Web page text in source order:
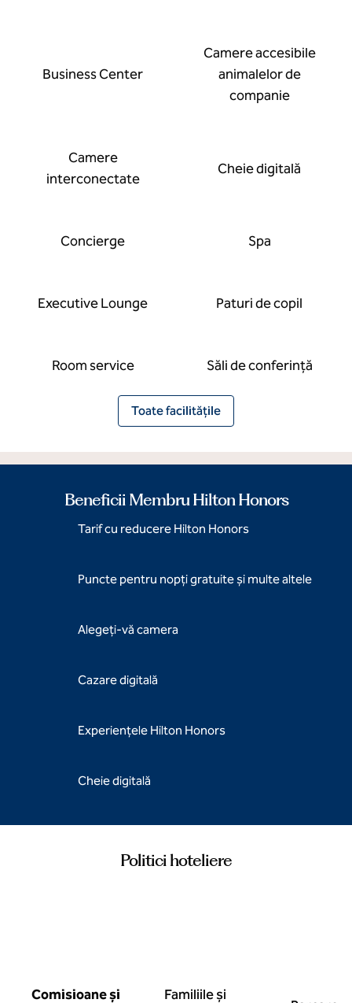
Business Center
Camere accesibile
animalelor de
companie
Camere
interconectate
Cheie digitală
Concierge Spa
Executive Lounge Paturi de copil
Room service Săli de conferință
Toate facilitățile
Beneficii Membru Hilton Honors
Tarif cu reducere Hilton Honors
Puncte pentru nopți gratuite și multe altele
Alegeți-vă camera
Cazare digitală
Experiențele Hilton Honors
Cheie digitală
Politici hoteliere
Comisioane și Familiile și